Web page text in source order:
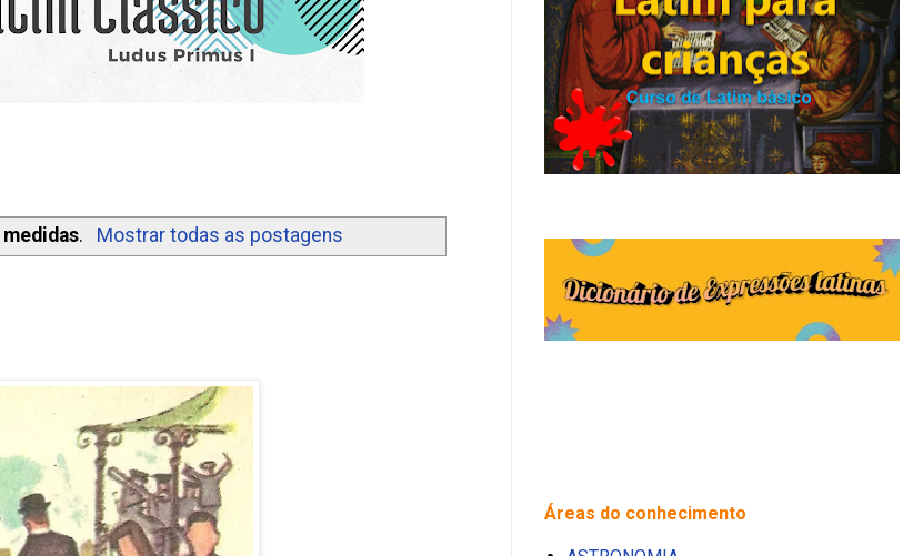
medidas. Mostrar todas as postagens
Áreas do conhecimento